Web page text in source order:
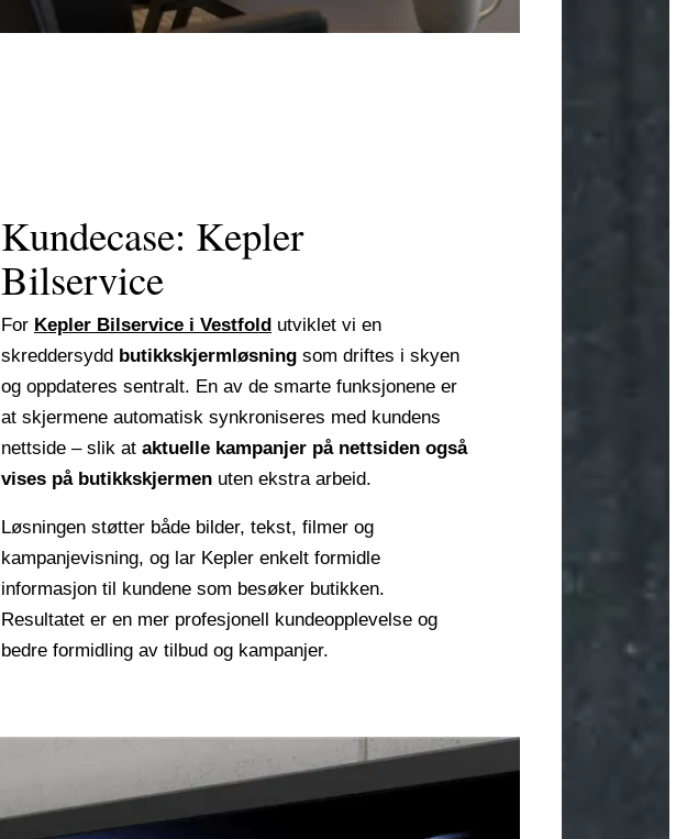
Kundecase: Kepler
Bilservice
For Kepler Bilservice i Vestfold utviklet vi en
skreddersydd butikkskjermløsning som driftes i skyen
og oppdateres sentralt. En av de smarte funksjonene er
at skjermene automatisk synkroniseres med kundens
nettside – slik at aktuelle kampanjer på nettsiden også
vises på butikkskjermen uten ekstra arbeid.
Løsningen støtter både bilder, tekst, filmer og
kampanjevisning, og lar Kepler enkelt formidle
informasjon til kundene som besøker butikken.
Resultatet er en mer profesjonell kundeopplevelse og
bedre formidling av tilbud og kampanjer.